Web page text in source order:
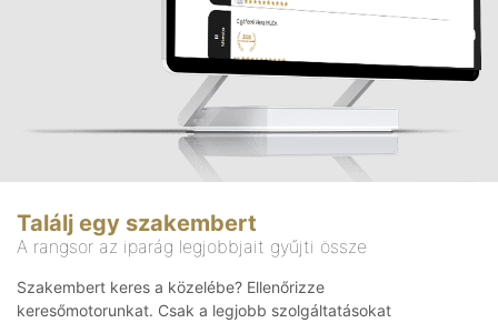
Találj egy szakembert
A rangsor az iparág legjobbjait gyűjti össze
Szakembert keres a közelébe? Ellenőrizze
keresőmotorunkat. Csak a legjobb szolgáltatásokat